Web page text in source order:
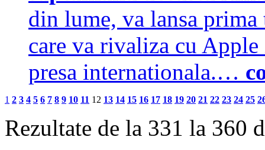
din lume, va lansa
care va rivaliza cu Apple
presa internationala.…
1 2 3 4 5 6 7 8 9 10 11 12 13 14 15 16 17 18 19 20 21 22 23 24 25
Rezultate de la 331 la 360